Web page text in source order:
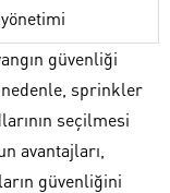
yönetimi
güvenliği
sprinkler
seçilmesi
avantajları,
güvenliğini